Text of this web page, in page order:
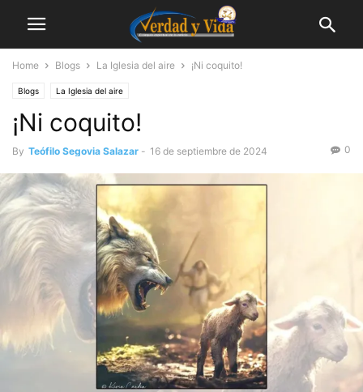
Home Blogs La Iglesia del aire ¡Ni coquito!
Blogs La Iglesia del aire
¡Ni coquito!
By Teófilo Segovia Salazar - 16 de septiembre de 2024 0